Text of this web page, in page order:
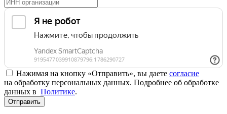
Нажимая на кнопку «Отправить», вы даете согласие
на обработку персональных данных. Подробнее об обработке
данных в Политике.
Отправить